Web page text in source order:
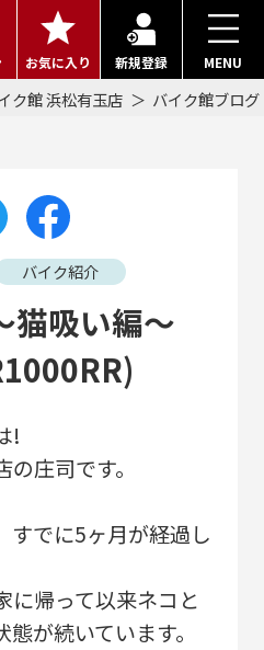
お気に入り 新規登録 MENU
ク館 浜松有玉店 バイク館ブログ
バイク紹介
猫吸い編～
!
庄司です。
すでに5ヶ月が経過し
に帰って以来ネコと
が続いています。